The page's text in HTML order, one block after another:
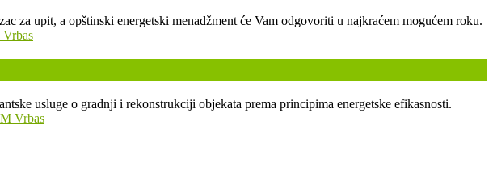
za upit, a opštinski energetski menadžment će Vam odgovoriti u najkraćem mogućem roku.
usluge o gradnji i rekonstrukciji objekata prema principima energetske efikasnosti.